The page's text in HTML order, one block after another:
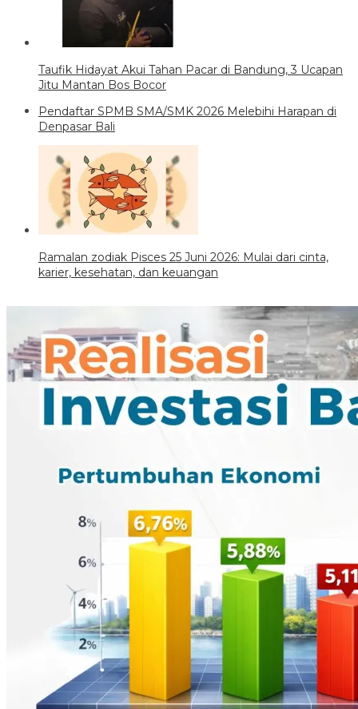
Taufik Hidayat Akui Tahan Pacar di Bandung, 3 Ucapan
Jitu Mantan Bos Bocor
Pendaftar SPMB SMA/SMK 2026 Melebihi Harapan di
Denpasar Bali
Ramalan zodiak Pisces 25 Juni 2026: Mulai dari cinta,
karier, kesehatan, dan keuangan